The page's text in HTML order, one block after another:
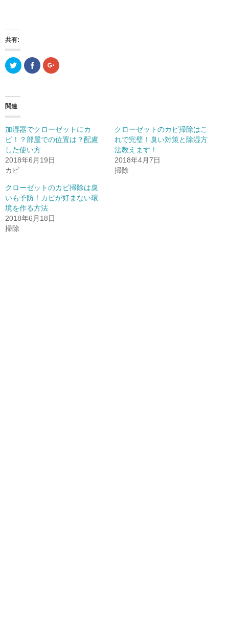
共有:
ク
リ
て
t
t
e
で
共
有
(
新
し
ウ
ィ
ン
ド
ウ
で
開
き
F
a
有
(
新
し
い
ウ
ィ
で
開
き
ま
す
)
ク
リ
e
+
で
ウ
ィ
ン
関連
加湿器でクローゼットにカ
ビ！？部屋での位置は？配慮
した使い方
2018年6月19日
カビ
クローゼットのカビ掃除はこ
れで完璧！臭い対策と除湿方
法教えます！
2018年4月7日
掃除
クローゼットのカビ掃除は臭
いも予防！カビが好まない環
境を作る方法
2018年6月18日
掃除